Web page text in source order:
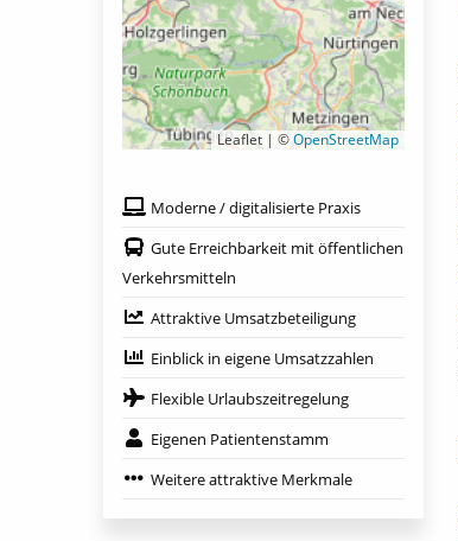
Leaflet | ©OpenStreetMap
Moderne / digitalisierte Praxis
Gute Erreichbarkeit mit öffentlichen
Verkehrsmitteln
Attraktive Umsatzbeteiligung
Einblick in eigene Umsatzzahlen
Flexible Urlaubszeitregelung
Eigenen Patientenstamm
Weitere attraktive Merkmale